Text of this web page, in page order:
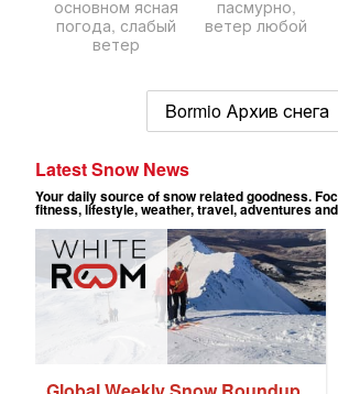
основном ясная
погода, слабый
ветер
пасмурно,
ветер любой
Bormio Архив снега